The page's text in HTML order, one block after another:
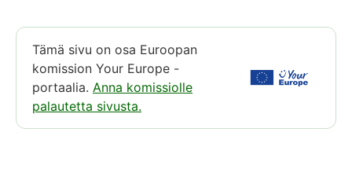
Tämä sivu on osa Euroopan
komission Your Europe -
portaalia. Anna komissiolle
palautetta sivusta.